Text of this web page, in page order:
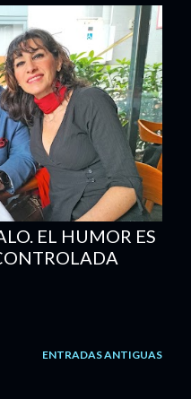
EL HUMOR ES
ENTRADAS ANTIGUAS